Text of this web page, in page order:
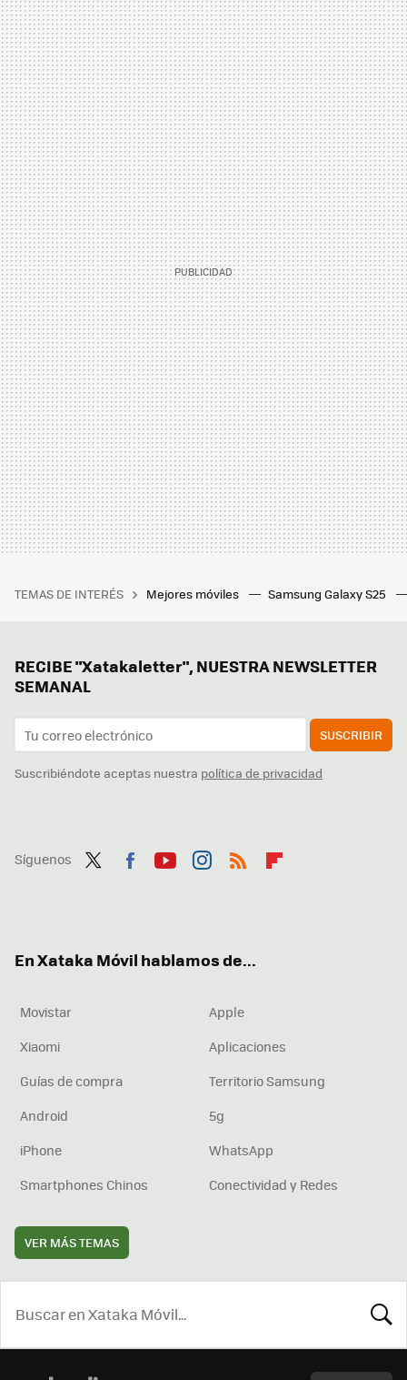
TEMAS DE INTERÉS Mejores móviles Samsung Galaxy S25
RECIBE "Xatakaletter", NUESTRA NEWSLETTER
SEMANAL
SUSCRIBIR
Suscribiéndote aceptas nuestra política de privacidad
Síguenos
En Xataka Móvil hablamos de...
Movistar
Apple
Xiaomi
Aplicaciones
Guías de compra
Territorio Samsung
Android
5g
iPhone
WhatsApp
Smartphones Chinos
Conectividad y Redes
VER MÁS TEMAS